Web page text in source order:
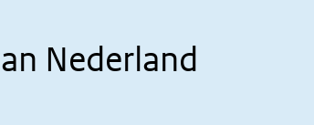
Nederland